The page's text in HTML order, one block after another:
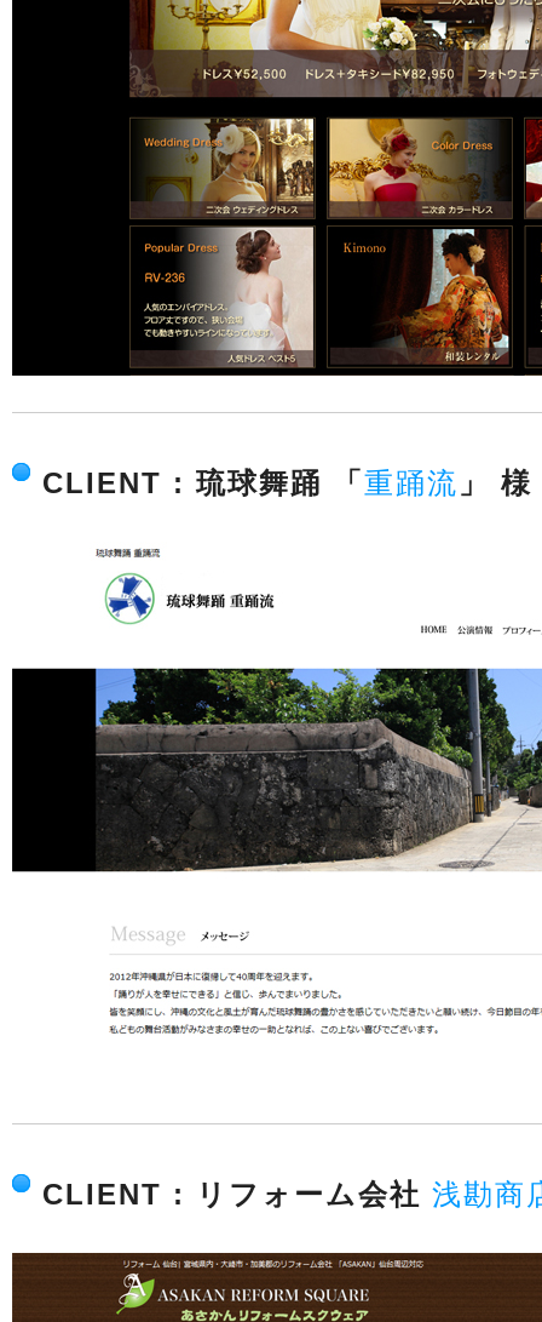
CLIENT : 琉球舞踊 「 重踊流 」 様
CLIENT : リフォーム会社 浅勘商